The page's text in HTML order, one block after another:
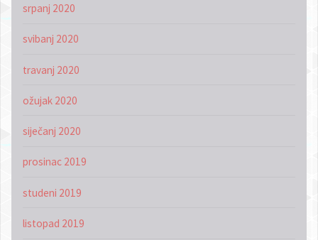
srpanj 2020
svibanj 2020
travanj 2020
ožujak 2020
siječanj 2020
prosinac 2019
studeni 2019
listopad 2019